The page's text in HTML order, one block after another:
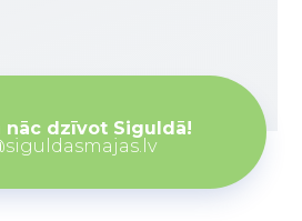
nāc dzīvot Siguldā!